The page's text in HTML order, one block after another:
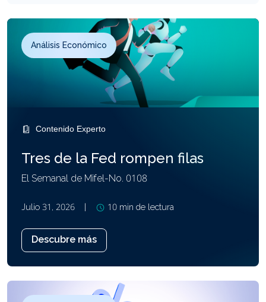
Análisis Económico
Contenido Experto
Tres de la Fed rompen filas
El Semanal de Mifel-No. 0108
Julio 31, 2026 | 10 min de lectura
Descubre más